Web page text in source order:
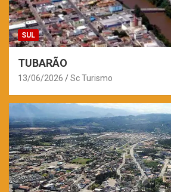
SUL
TUBARÃO
13/06/2026 Sc Turismo